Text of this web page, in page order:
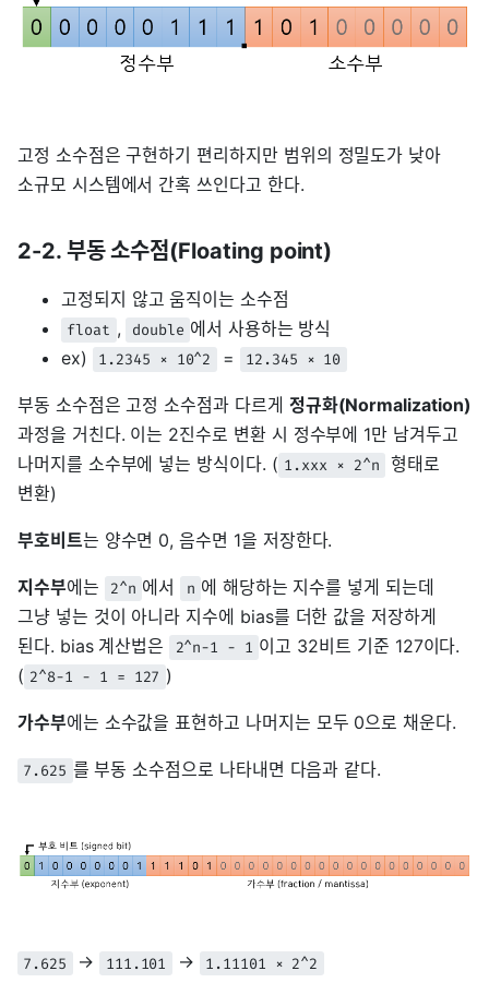
고정 소수점은 구현하기 편리하지만 범위의 정밀도가 낮아
소규모 시스템에서 간혹 쓰인다고 한다.
2-2. 부동 소수점(Floating point)
고정되지 않고 움직이는 소수점
float , double 에서 사용하는 방식
ex)
1.2345 × 10^2 = 12.345 × 10
부동 소수점은 고정 소수점과 다르게 정규화(Normalization)
과정을 거친다. 이는 2진수로 변환 시 정수부에 1만 남겨두고
나머지를 소수부에 넣는 방식이다. ( 1.xxx × 2^n
형태로
변환)
부호비트는 양수면 0, 음수면 1을 저장한다.
지수부에는 2^n 에서 n 에 해당하는 지수를 넣게 되는데
그냥 넣는 것이 아니라 지수에 bias를 더한 값을 저장하게
된다. bias 계산법은
2^n-1 - 1 이고 32비트 기준 127이다.
( 2^8-1 - 1 = 127 )
가수부에는 소수값을 표현하고 나머지는 모두 0으로 채운다.
7.625 를 부동 소수점으로 나타내면 다음과 같다.
7.625 → 111.101 → 1.11101 × 2^2